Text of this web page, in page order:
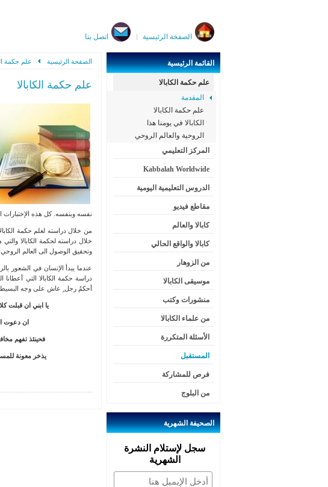
الصفخة الرئيسية اتصل بنا
الصفحة الرئيسية علم حكمة
علم حكمة الكابالا
نفسه وبنفسه. كل هذه الإختبارات
من خلال دراسته لعلم حكمة
خلال دراسته لحكمة الكابالا
وتحقيق الوصول الى العالم
عندما يبدأ الإنسان في الشعور
دراسة حكمة الكابالا التي
أحكمُ رجل ٍ عاش على وجه
يا ابني ان قبلت
ان دعوت
فحينئذ تفهم
يذخر معونة
القائمةالرئيسية
علم حكمة الكابالا
المقدمة
علم حكمة الكابالا
الكابالا في يومنا هذا
الروحية والعالم الروحي
المركز التعليمي
Kabbalah Worldwide
الدروس التعليمية اليومية
مقاطع فيديو
كابالا والعالم
كابالا والواقع الحالي
من الزوهار
موسيقى الكابالا
منشورات وكتب
من علماء الكابالا
الأسئلة المتكررة
المستقبل
فرص للمشاركة
من البلوج
الصحيفةالشهرية
سجل لإستلام النشرة
الشهرية